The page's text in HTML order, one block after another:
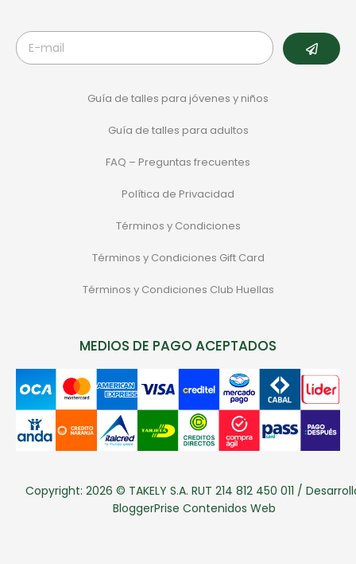
Guía de talles para jóvenes y niños
Guía de talles para adultos
FAQ – Preguntas frecuentes
Política de Privacidad
Términos y Condiciones
Términos y Condiciones Gift Card
Términos y Condiciones Club Huellas
MEDIOS DE PAGO ACEPTADOS
Copyright: 2026 © TAKELY S.A. RUT 214 812 450 011 /
BloggerPrise Contenidos Web